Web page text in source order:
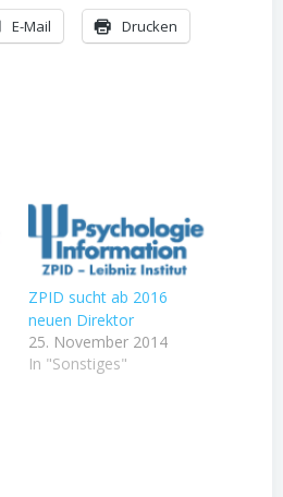
E-Mail Drucken
ZPID sucht ab 2016
neuen Direktor
25. November 2014
In "Sonstiges"